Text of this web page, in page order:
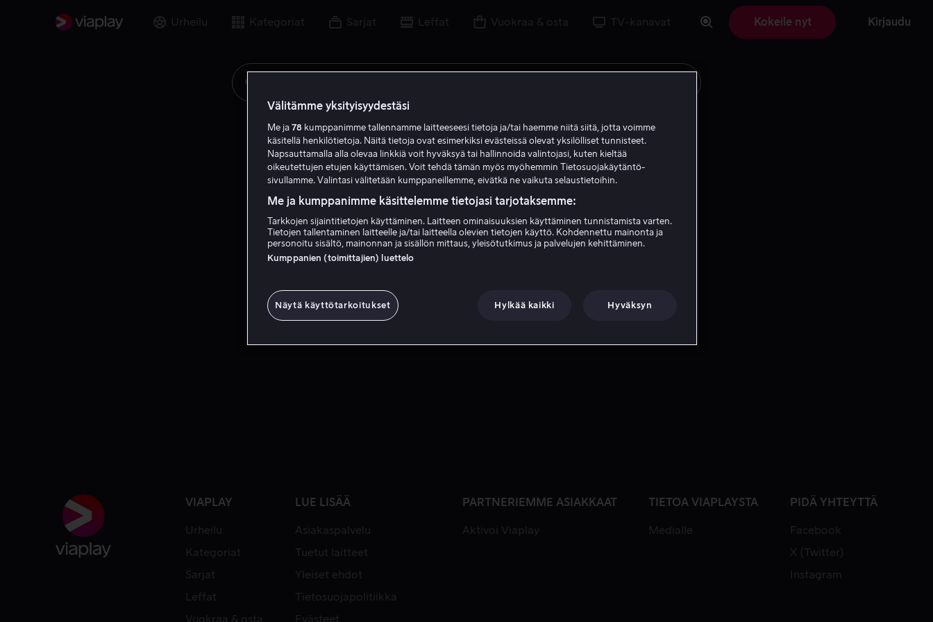
Urheilu Kategoriat Sarjat Leffat Vuokraa & osta TV-kanavat Kokeile nyt Kirjaudu
VIAPLAY
Urheilu
Kategoriat
Sarjat
Leffat
Vuokraa & osta
LUE LISÄÄ
Asiakaspalvelu
Tuetut laitteet
Yleiset ehdot
Tietosuojapolitiikka
Evästeet
PARTNERIEMME ASIAKKAAT
Aktivoi Viaplay
TIETOA VIAPLAYSTA
Medialle
PIDÄ YHTEYTTÄ
Facebook
X (Twitter)
Instagram
Välitämme yksityisyydestäsi
Me ja 78 kumppanimme tallennamme laitteeseesi tietoja ja/tai haemme niitä siitä, jotta voimme
käsitellä henkilötietoja. Näitä tietoja ovat esimerkiksi evästeissä olevat yksilölliset tunnisteet.
Napsauttamalla alla olevaa linkkiä voit hyväksyä tai hallinnoida valintojasi, kuten kieltää
oikeutettujen etujen käyttämisen. Voit tehdä tämän myös myöhemmin Tietosuojakäytäntö-
sivullamme. Valintasi välitetään kumppaneillemme, eivätkä ne vaikuta selaustietoihin.
Me ja kumppanimme käsittelemme tietojasi tarjotaksemme:
Tarkkojen sijaintitietojen käyttäminen. Laitteen ominaisuuksien käyttäminen tunnistamista varten.
Tietojen tallentaminen laitteelle ja/tai laitteella olevien tietojen käyttö. Kohdennettu mainonta ja
personoitu sisältö, mainonnan ja sisällön mittaus, yleisötutkimus ja palvelujen kehittäminen.
Kumppanien (toimittajien) luettelo
Näytä käyttötarkoitukset Hylkää kaikki Hyväksyn